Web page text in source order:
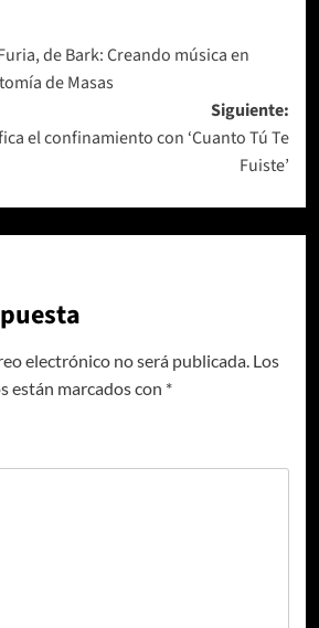
de Bark: Creando música en
de Masas
Siguiente:
el confinamiento con ‘Cuanto Tú Te
Fuiste’
electrónico no será publicada. Los
están marcados con *